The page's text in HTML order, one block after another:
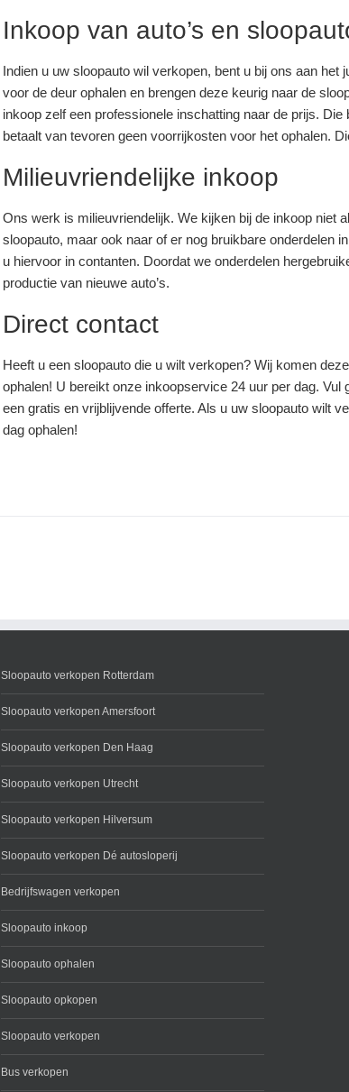
Inkoop van auto’s en
Indien u uw sloopauto wil verkopen, bent u bij ons aan het
voor de deur ophalen en brengen deze keurig naar de
inkoop zelf een professionele inschatting naar de prijs. Die
betaalt van tevoren geen voorrijkosten voor het ophalen.
Milieuvriendelijke inkoop
Ons werk is milieuvriendelijk. We kijken bij de inkoop niet
sloopauto, maar ook naar of er nog bruikbare onderdelen
u hiervoor in contanten. Doordat we onderdelen
productie van nieuwe auto’s.
Direct contact
Heeft u een sloopauto die u wilt verkopen? Wij komen
ophalen! U bereikt onze inkoopservice 24 uur per dag. Vul
een gratis en vrijblijvende offerte. Als u uw sloopauto wilt
dag ophalen!
Sloopauto verkopen Rotterdam
Sloopauto verkopen Amersfoort
Sloopauto verkopen Den Haag
Sloopauto verkopen Utrecht
Sloopauto verkopen Hilversum
Sloopauto verkopen Dé autosloperij
Bedrijfswagen verkopen
Sloopauto inkoop
Sloopauto ophalen
Sloopauto opkopen
Sloopauto verkopen
Bus verkopen